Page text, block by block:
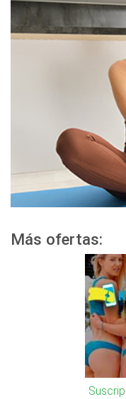
Más ofertas: